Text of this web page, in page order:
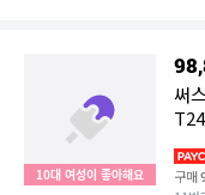
10대 여성이 좋아해요
써
구매